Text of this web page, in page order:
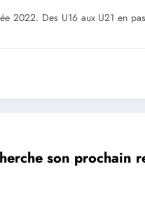
2022. Des U16 aux U21 en
son prochain